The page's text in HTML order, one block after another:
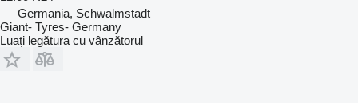
Germania, Schwalmstadt
Giant- Tyres- Germany
Luați legătura cu vânzătorul